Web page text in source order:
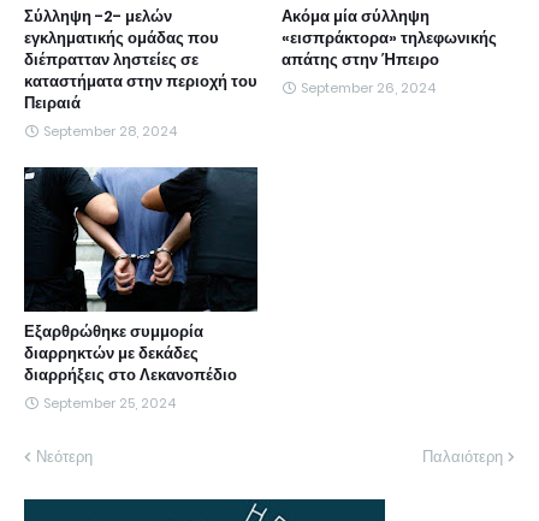
Σύλληψη -2- μελών
εγκληματικής ομάδας που
διέπρατταν ληστείες σε
καταστήματα στην περιοχή του
Πειραιά
September 28, 2024
Ακόμα μία σύλληψη
«εισπράκτορα» τηλεφωνικής
απάτης στην Ήπειρο
September 26, 2024
Εξαρθρώθηκε συμμορία
διαρρηκτών με δεκάδες
διαρρήξεις στο Λεκανοπέδιο
September 25, 2024
Νεότερη Παλαιότερη